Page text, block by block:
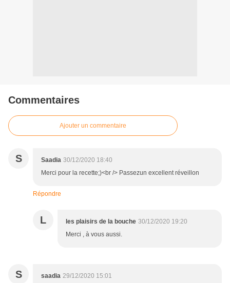
Commentaires
Ajouter un commentaire
S Saadia 30/12/2020 18:40
Merci pour la recette;)<br /> Passezun excellent réveillon
Répondre
L les plaisirs de la bouche 30/12/2020 19:20
Merci , à vous aussi.
S saadia 29/12/2020 15:01